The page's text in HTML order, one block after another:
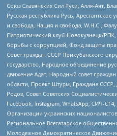
Союз Славянских Сил Руси, Алля-Аят,
Русская республика Русь,
и свобода, Нация и свобода, W.H.С.,
Патриотический клуб-Новокузнецк/
борьбы с коррупцией, Фонд защиты
Совет граждан СССР Прикубанского
государство, Народное объединение
движение Адат, Народный совет
области, Проект Штурм, Граждане СССР,
Родов, Совет Советских
Facebook, Instagram, WhatsApp, СИЧ-
Организации украинских
Региональное Всетатарское
Молодежное Демократическое